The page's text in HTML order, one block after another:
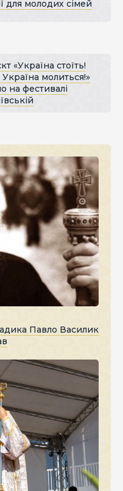
для молодих сімей
«Україна стоїть!
молиться!»
на фестивалі
Павло Василик